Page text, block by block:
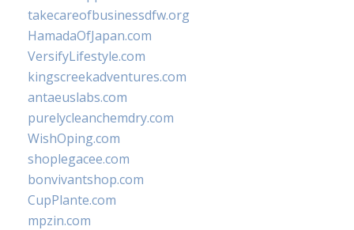
takecareofbusinessdfw.org
HamadaOfJapan.com
VersifyLifestyle.com
kingscreekadventures.com
antaeuslabs.com
purelycleanchemdry.com
WishOping.com
shoplegacee.com
bonvivantshop.com
CupPlante.com
mpzin.com